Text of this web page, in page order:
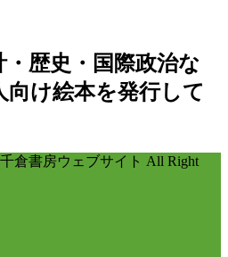
歴史・国際政治な
向け絵本を発行して
倉書房ウェブサイト All Right